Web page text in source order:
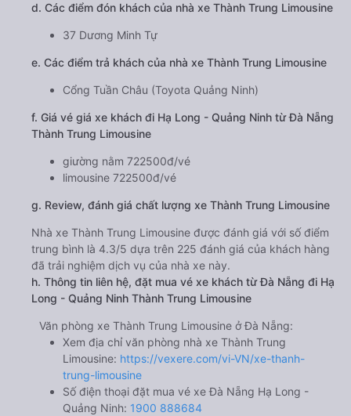
d. Các điểm đón khách của nhà xe Thành Trung Limousine
37 Dương Minh Tự
e. Các điểm trả khách của nhà xe Thành Trung Limousine
Cổng Tuần Châu (Toyota Quảng Ninh)
f. Giá vé giá xe khách đi Hạ Long - Quảng Ninh từ Đà Nẵng
Thành Trung Limousine
giường nằm 722500đ/vé
limousine 722500đ/vé
g. Review, đánh giá chất lượng xe Thành Trung Limousine
Nhà xe Thành Trung Limousine được đánh giá với số điểm
trung bình là 4.3/5 dựa trên 225 đánh giá của khách hàng
đã trải nghiệm dịch vụ của nhà xe này.
h. Thông tin liên hệ, đặt mua vé xe khách từ Đà Nẵng đi Hạ
Long - Quảng Ninh Thành Trung Limousine
Văn phòng xe Thành Trung Limousine ở Đà Nẵng:
Xem địa chỉ văn phòng nhà xe Thành Trung
Limousine: https://vexere.com/vi-VN/xe-thanh-
trung-limousine
Số điện thoại đặt mua vé xe Đà Nẵng Hạ Long -
Quảng Ninh: 1900 888684